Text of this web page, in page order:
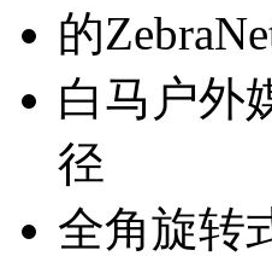
的
白马户外
径
全角旋转